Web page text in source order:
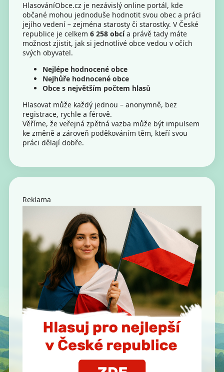
HlasováníObce.cz je nezávislý online portál, kde
občané mohou jednoduše hodnotit svou obec a práci
jejího vedení – zejména starosty či starostky. V České
republice je celkem 6 258 obcía právě tady máte
možnost zjistit, jak si jednotlivé obce vedou v očích
svých obyvatel.
Nejlépe hodnocené obce
Nejhůře hodnocené obce
Obce s největším počtem hlasů
Hlasovat může každý jednou – anonymně, bez
registrace, rychle a férově.
Věříme, že veřejná zpětná vazba může být impulsem
ke změně a zároveň poděkováním těm, kteří svou
práci dělají dobře.
Reklama